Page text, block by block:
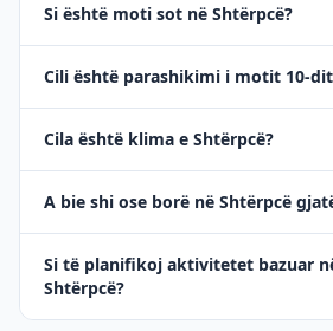
Si është moti sot në Shtërpcë?
Cili është parashikimi i motit 10-
Cila është klima e Shtërpcë?
A bie shi ose borë në Shtërpcë
Si të planifikoj aktivitetet bazuar
Shtërpcë?